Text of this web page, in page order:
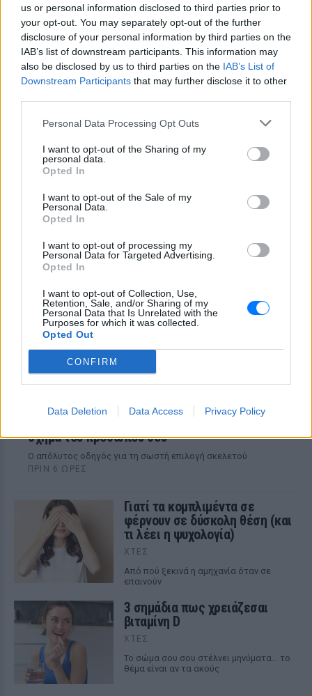
us or personal information disclosed to third parties prior to
your opt-out. You may separately opt-out of the further
disclosure of your personal information by third parties on the
IAB’s list of downstream participants. This information may
also be disclosed by us to third parties on the IAB’s List of
Downstream Participants that may further disclose it to other
Personal Data Processing Opt Outs
I want to opt-out of the Sharing of my
personal data.
Opted In
I want to opt-out of the Sale of my
Personal Data.
Opted In
I want to opt-out of processing my
Personal Data for Targeted Advertising.
Opted In
I want to opt-out of Collection, Use,
Retention, Sale, and/or Sharing of my
Personal Data that Is Unrelated with the
Purposes for which it was collected.
Opted Out
CONFIRM
Data Deletion Data Access Privacy Policy
είναι μοναδική
ΠΡΙΝ 6 ΏΡΕΣ
Το φυσικό αξιοθέατο που εντυπωσιάζει
όσους το ανακαλύπτουν – Σταλακτίτες,
πηγές και παγωμένα νερά
Το navy jumpsuit της Βάσως
Λασκαράκη με τη ζώνη είναι το
πιο εύκολο chic outfit
Το look που αποδεικνύει ότι η κομψότητα
Αυτό το ποτό συνδέεται με την
κατάθλιψη – ειδικά στις
Πώς ένα ποτήρι μπορεί να «ρίξει» τη
σχήμα του προσώπου σου
Ο απόλυτος οδηγός για τη σωστή επιλογή σκελετού
ΠΡΙΝ 6 ΏΡΕΣ
Γιατί τα κομπλιμέντα σε
φέρνουν σε δύσκολη θέση (και
τι λέει η ψυχολογία)
ΧΤΕΣ
Από πού ξεκινά η αμηχανία όταν σε
επαινούν
3 σημάδια πως χρειάζεσαι
βιταμίνη D
ΧΤΕΣ
Το σώμα σου σου στέλνει μηνύματα… το
θέμα είναι αν τα ακούς